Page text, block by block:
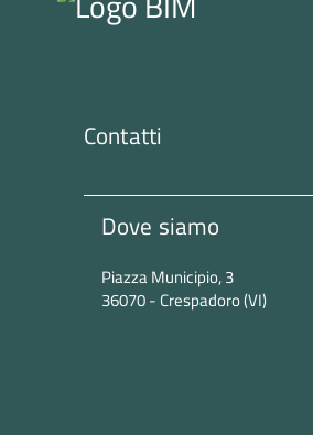
Contatti
Dove siamo
Piazza Municipio, 3
36070 - Crespadoro (VI)